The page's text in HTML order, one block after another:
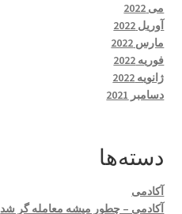
می 2022
آوریل 2022
مارس 2022
فوریه 2022
ژانویه 2022
دسامبر 2021
دسته‌ها
آکادمی
آکادمی – چطور میشه معامله گر شد